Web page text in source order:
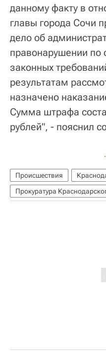
данному факту в
главы города Сочи
дело об
правонарушении по
законных
результатам
назначено
Сумма штрафа
рублей", - пояснил
Происшествия
Прокуратура